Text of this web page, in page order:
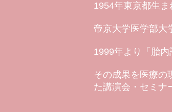
1954年東京都生
帝京大学医学部大
1999年より「胎
その成果を医療の
た講演会・セミナ